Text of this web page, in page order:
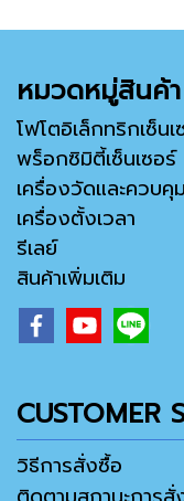
หมวดหมู่สินค้า
โฟโตอิเล็กทริกเซ็นเ
พร็อกซิมิตี้เซ็นเซอร์
เครื่องวัดและควบ
เครื่องตั้งเวลา
รีเลย์
สินค้าเพิ่มเติม
CUSTOMER
วิธีการสั่งซื้อ